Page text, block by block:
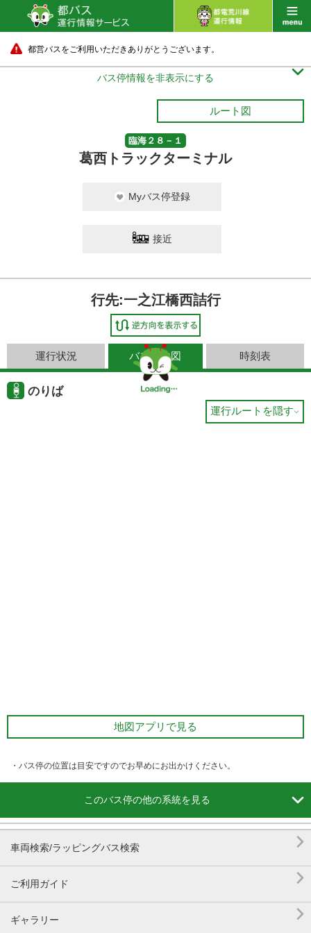
都営バスをご利用いただきありがとうございます。
バス停情報を非表示にする 
ルート図
臨海２８－１
葛西トラックターミナル
Myバス停登録
接近
行先:一之江橋西詰行
運行状況 バス停地図 時刻表
のりば
運行ルートを隠す
地図アプリで見る
・バス停の位置は目安ですのでお早めにお出かけください。
このバス停の他の系統を見る 
車両検索/ラッピングバス検索 
ご利用ガイド 
ギャラリー 